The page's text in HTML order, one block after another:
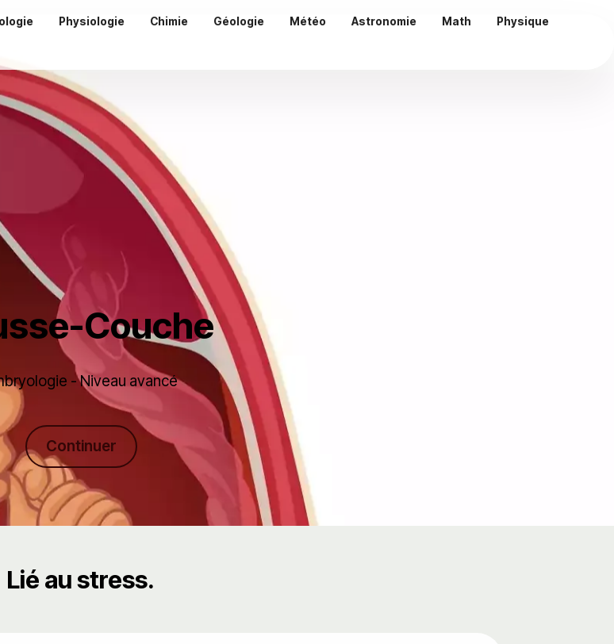
Physiologie Chimie Géologie Météo Astronomie Math Physique
Couche
- Niveau avancé
Continuer
Lié au stress.